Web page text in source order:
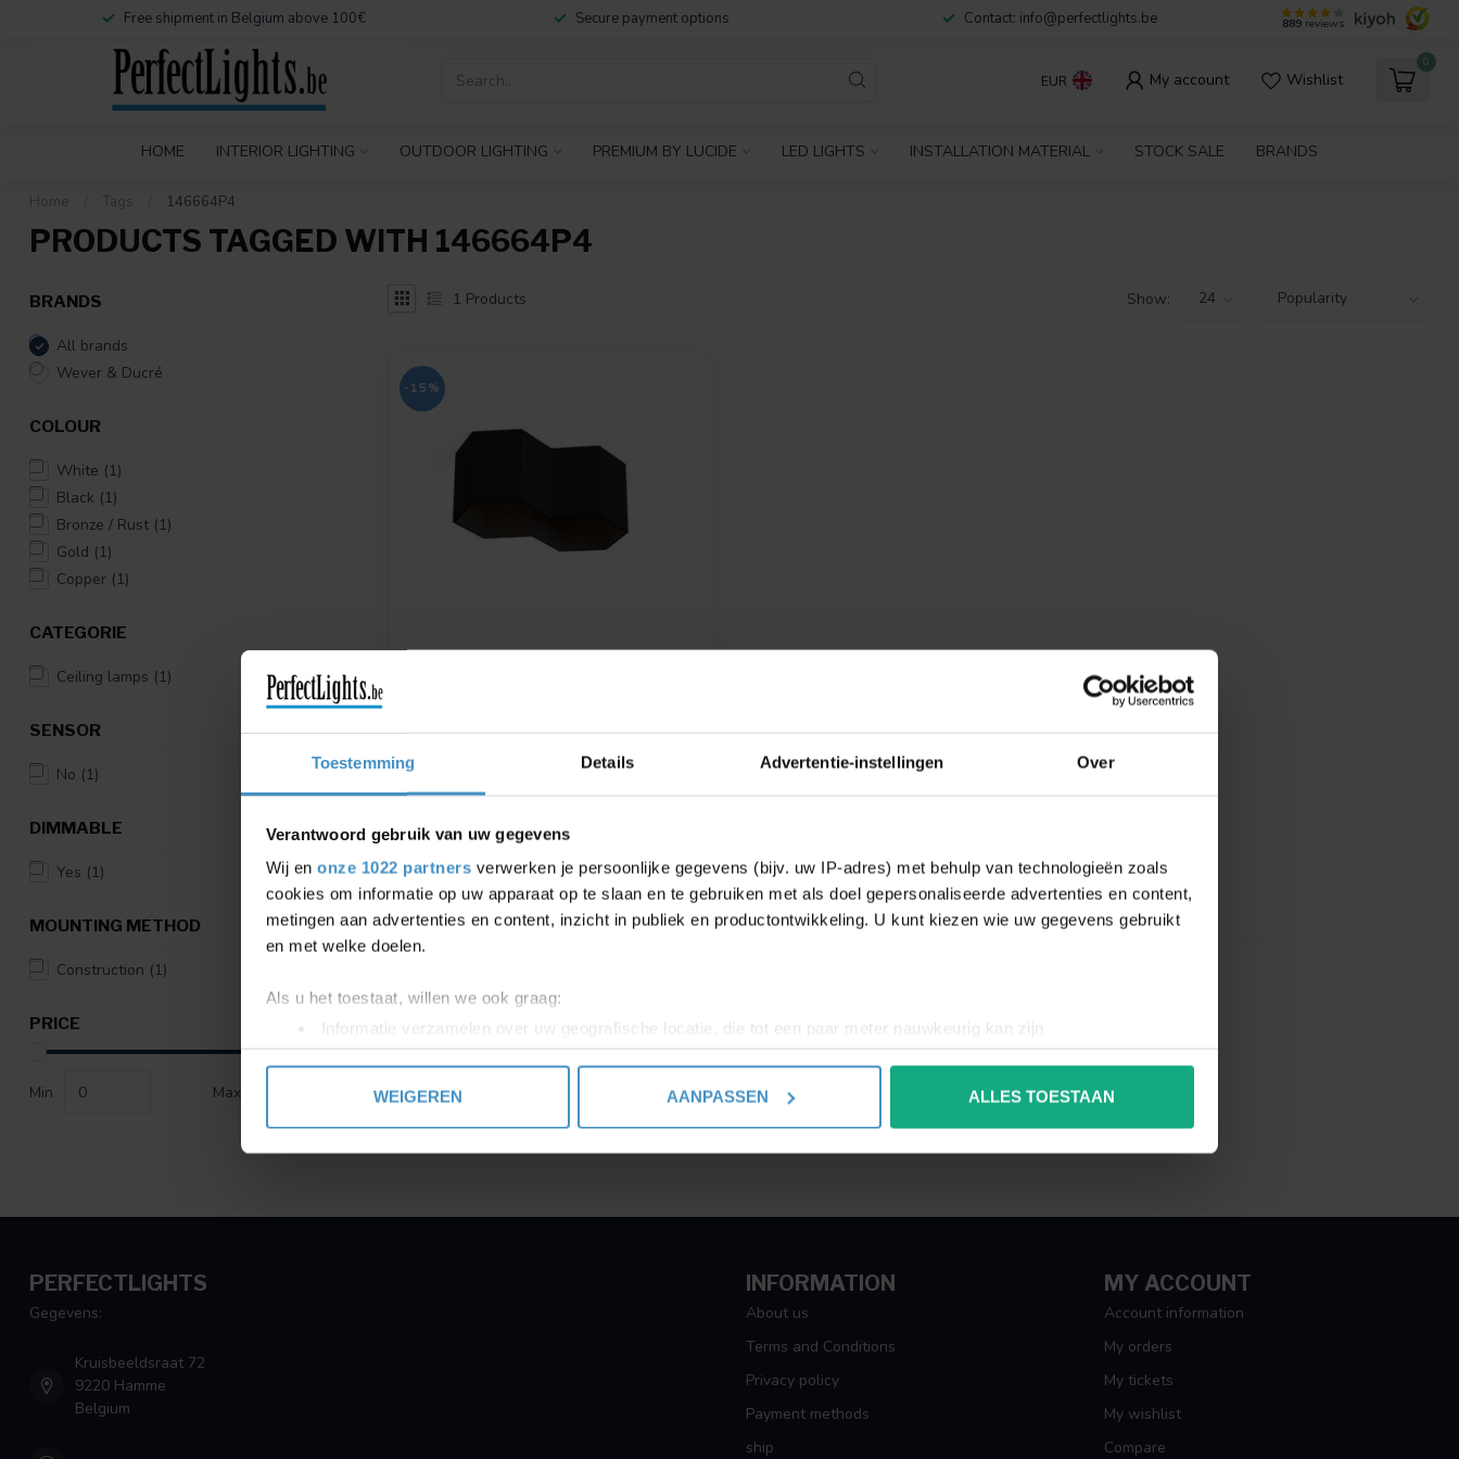
Toestemming Details Advertentie-instellingen Over
Verantwoord gebruik van uw gegevens
Wij en onze 1022 partners verwerken je persoonlijke gegevens (bijv. uw IP-adres) met behulp van technologieën zoals
cookies om informatie op uw apparaat op te slaan en te gebruiken met als doel gepersonaliseerde advertenties en content,
metingen aan advertenties en content, inzicht in publiek en productontwikkeling. U kunt kiezen wie uw gegevens gebruikt
en met welke doelen.
Als u het toestaat, willen we ook graag:
Informatie verzamelen over uw geografische locatie, die tot een paar meter nauwkeurig kan zijn
Uw apparaat identificeren door het actief te scannen op specifieke eigenschappen (fingerprinting)
toestemming op elk moment wijzigen of intrekken in de Cookieverklaring.
media, adverteren en analyse. Deze partners kunnen deze gegevens combineren met andere informatie die u aan ze heeft
WEIGEREN AANPASSEN ALLES TOESTAAN
Free shipment in Belgium above 100€ Secure payment options Contact: info@perfectlights.be 889 reviews
EUR My account Wishlist
0
HOME INTERIOR LIGHTING OUTDOOR LIGHTING PREMIUM BY LUCIDE LED LIGHTS INSTALLATION MATERIAL STOCK SALE BRANDS
Home Tags 146664P4
PRODUCTS TAGGED WITH 146664P4
BRANDS
All brands
Wever & Ducré
COLOUR
White (1)
Black (1)
Bronze / Rust (1)
Gold (1)
Copper (1)
CATEGORIE
Ceiling lamps (1)
SENSOR
No (1)
DIMMABLE
Yes (1)
MOUNTING METHOD
Construction (1)
PRICE
Min Max
1 Products Show:
-15%
bronze
€347,27 €295,18
PERFECTLIGHTS
Gegevens:
Kruisbeeldsraat 72
9220 Hamme
Belgium
INFORMATION
About us
Terms and Conditions
Privacy policy
Payment methods
ship
MY ACCOUNT
Account information
My orders
My tickets
My wishlist
Compare